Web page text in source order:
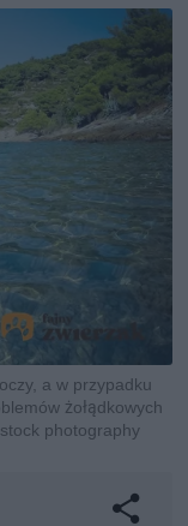
a w przypadku
żołądkowych
photography